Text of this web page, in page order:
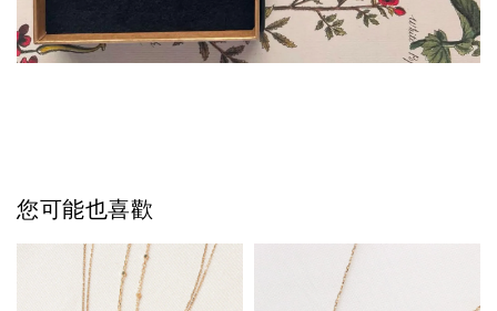
您可能也喜歡